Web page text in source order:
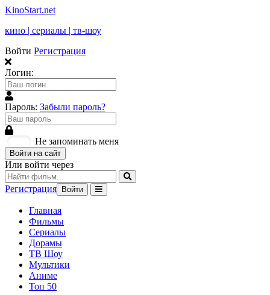
KinoStart.net
кино | сериалы | тв-шоу
Войти Регистрация
Логин:
Пароль: Забыли пароль?
Не запоминать меня
Войти на сайт
Или войти через
Регистрация Войти
Главная
Фильмы
Сериалы
Дорамы
ТВ Шоу
Мультики
Аниме
Топ 50